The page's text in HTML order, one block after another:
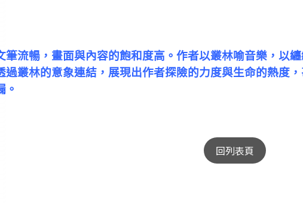
筆流暢，畫面與內容的飽和度高。作者以叢林喻音樂，以
過叢林的意象連結，展現出作者探險的力度與生命的熱度
。
回列表頁